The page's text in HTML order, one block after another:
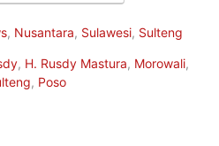
, Nusantara, Sulawesi, Sulteng
, H. Rusdy Mastura, Morowali,
, Poso